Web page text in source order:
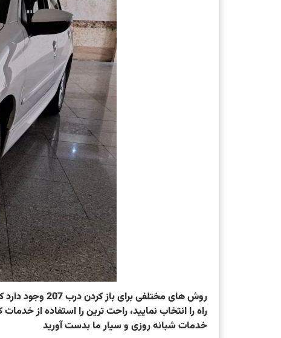
روش های
راه را انتخاب نمایید، راحت ترین را استفاده از
خدمات شبانه روزی و سیار ما بدست آورید